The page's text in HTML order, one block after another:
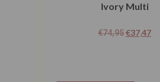
Ivory Multi
€74,95€37,47